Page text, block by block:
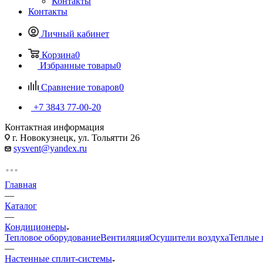
Контакты
Личный кабинет
Корзина0
Избранные товары0
Сравнение товаров0
+7 3843 77-00-20
Контактная информация
г. Новокузнецк, ул. Тольятти 26
sysvent@yandex.ru
Главная
—
Каталог
—
Кондиционеры
Тепловое оборудованиеВентиляцияОсушители воздухаТеплые
—
Настенные сплит-системы